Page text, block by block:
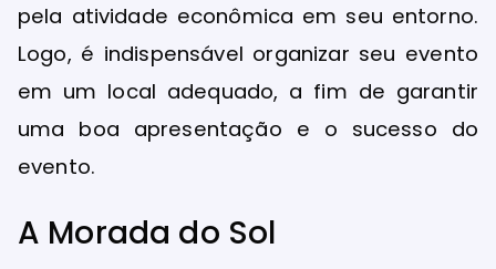
pela atividade econômica em seu entorno.
Logo, é indispensável organizar seu evento
em um local adequado, a fim de garantir
uma boa apresentação e o sucesso do
evento.
A Morada do Sol